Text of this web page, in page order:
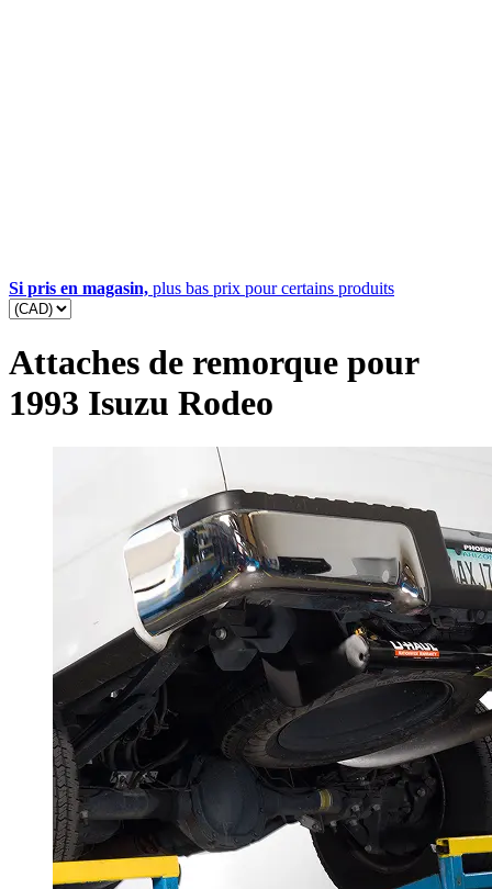
Si pris en magasin, plus bas prix pour certains produits
Attaches de remorque pour
1993 Isuzu Rodeo